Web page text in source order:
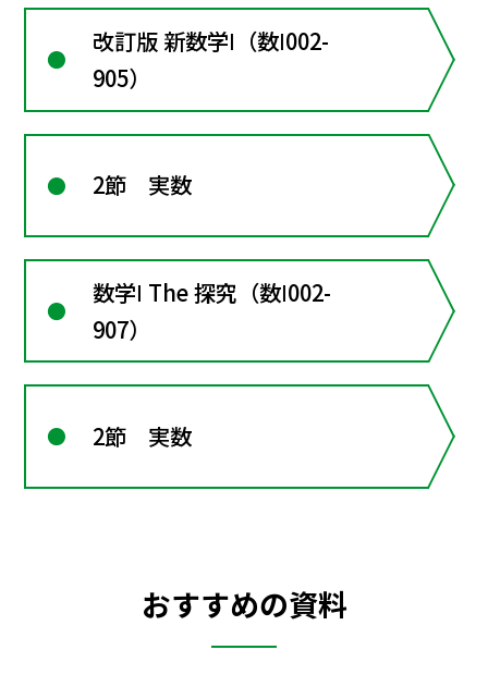
改訂版 新数学Ⅰ（数Ⅰ002-
905）
2節 実数
数学Ⅰ The 探究（数Ⅰ002-
907）
2節 実数
おすすめの資料